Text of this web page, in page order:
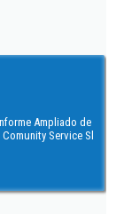
Ampliado de
Service Sl